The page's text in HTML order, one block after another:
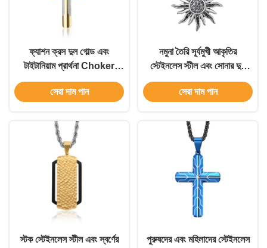
ফ্যাশন ক্রস দুল গোল্ড এবং
টাইটানিয়াম প্রার্থনা Choker
পুরুষদের জন্য স্টেইনলেস স্টীল
নেকলেস
সেরা দাম পান
নমুনা তৈরি সূর্যমুখী আকৃতির
স্টেইনলেস স্টীল এবং সোনার দুল
পুরুষদের জন্য নেকলেস বার্ষিকী
অনুষ্ঠান
সেরা দাম পান
স্টক স্টেইনলেস স্টীল এবং স্বর্ণের
পুরুষদের এবং মহিলাদের স্টেইনলেস